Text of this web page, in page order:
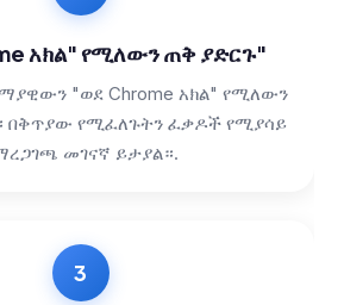
አክል" የሚለውን ጠቅ ያድርጉ"
"ወደ Chrome አክል" የሚለውን
በቅጥያው የሚፈለጉትን ፈቃዶች የሚያሳይ
መገናኛ ይታያል።.